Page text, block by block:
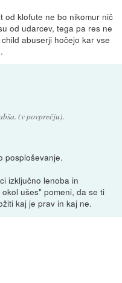
od klofute ne bo nikomur nič
od udarcev, tega pa res ne
abuserji hočejo kar vse
(v povprečju).
posploševanje.
izključno lenoba in
ušes" pomeni, da se ti
kaj je prav in kaj ne.